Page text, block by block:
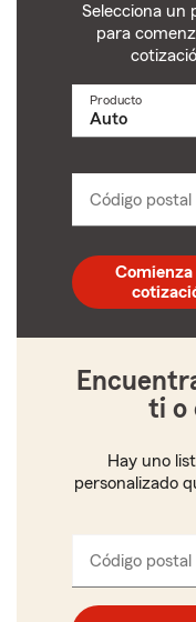
Selecciona un
para
ProductoSelecciona
Código postal
Comienza
ti o
Hay uno
personalizado
Código postal